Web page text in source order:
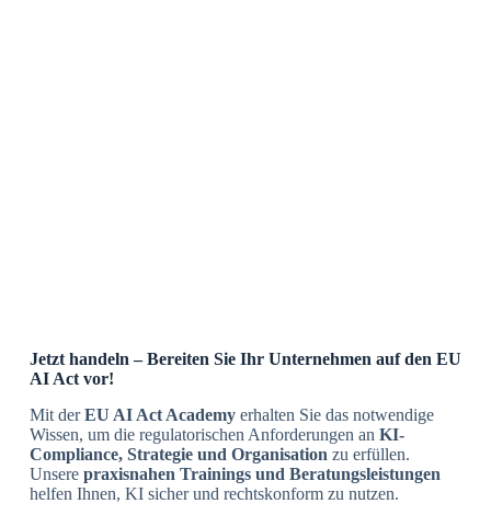
Jetzt handeln – Bereiten Sie Ihr Unternehmen auf den EU
AI Act vor!
Mit derEU AI Act Academyerhalten Sie das notwendige
Wissen, um die regulatorischen Anforderungen an KI-
Compliance, Strategie und Organisation zu erfüllen.
Unsere praxisnahen Trainings und Beratungsleistungen
helfen Ihnen, KI sicher und rechtskonform zu nutzen.